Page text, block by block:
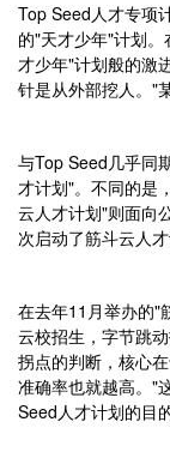
Top Seed人才专项
的"天才少年"计划
才少年"计划般的激
针是从外部挖人。"
与Top Seed几乎同
才计划"。不同的是
云人才计划"则面向
次启动了筋斗云人才
在去年11月举办的"
云校招生，字节跳
拐点的判断，核心
准确率也就越高。"
Seed人才计划的目